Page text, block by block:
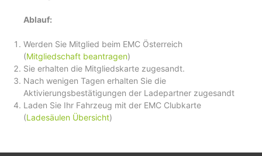
Ablauf:
Werden Sie Mitglied beim EMC Österreich
(Mitgliedschaft beantragen)
Sie erhalten die Mitgliedskarte zugesandt.
Nach wenigen Tagen erhalten Sie die
Aktivierungsbestätigungen der Ladepartner zugesandt
Laden Sie Ihr Fahrzeug mit der EMC Clubkarte
(Ladesäulen Übersicht)